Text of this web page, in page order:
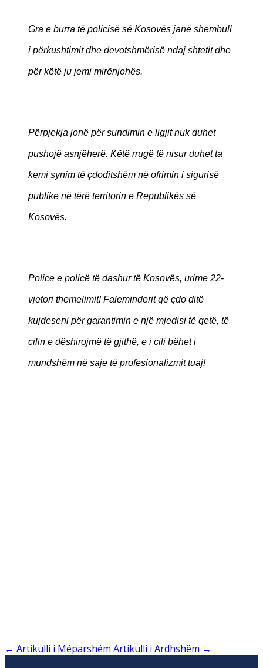
Gra e burra të policisë së Kosovës janë shembull
i përkushtimit dhe devotshmërisë ndaj shtetit dhe
për këtë ju jemi mirënjohës.
Përpjekja jonë për sundimin e ligjit nuk duhet
pushojë asnjëherë. Këtë rrugë të nisur duhet ta
kemi synim të çdoditshëm në ofrimin i sigurisë
publike në tërë territorin e Republikës së
Kosovës.
Police e policë të dashur të Kosovës, urime 22-
vjetori themelimit! Faleminderit që çdo ditë
kujdeseni për garantimin e një mjedisi të qetë, të
cilin e dëshirojmë të gjithë, e i cili bëhet i
mundshëm në saje të profesionalizmit tuaj!
← Artikulli i Mëparshëm Artikulli i Ardhshëm →